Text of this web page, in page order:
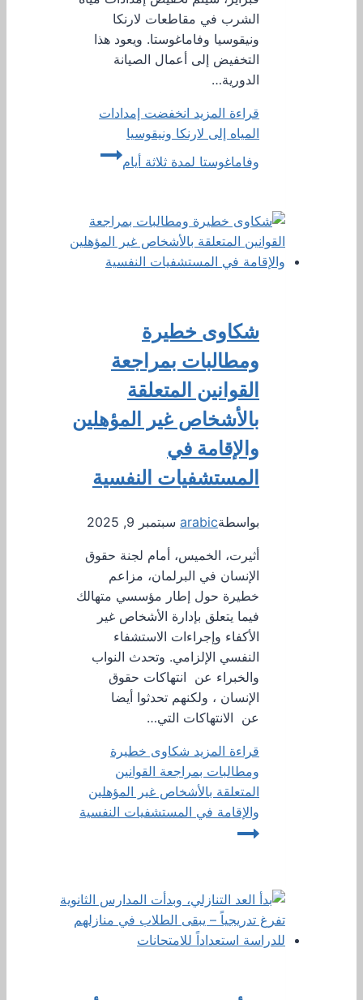
الشرب في مقاطعات لارنكا
ونيقوسيا وفاماغوستا. ويعود هذا
التخفيض إلى أعمال الصيانة
الدورية…
قراءة المزيد انخفضت إمدادات
المياه إلى لارنكا ونيقوسيا
وفاماغوستا لمدة ثلاثة أيام
شكاوى خطيرة
ومطالبات بمراجعة
القوانين المتعلقة
بالأشخاص غير المؤهلين
والإقامة في
المستشفيات النفسية
بواسطةarabic سبتمبر 9, 2025
أثيرت، الخميس، أمام لجنة حقوق
الإنسان في البرلمان، مزاعم
خطيرة حول إطار مؤسسي متهالك
فيما يتعلق بإدارة الأشخاص غير
الأكفاء وإجراءات الاستشفاء
النفسي الإلزامي. وتحدث النواب
والخبراء عن انتهاكات حقوق
الإنسان ، ولكنهم تحدثوا أيضا
عن الانتهاكات التي…
قراءة المزيد شكاوى خطيرة
ومطالبات بمراجعة القوانين
المتعلقة بالأشخاص غير المؤهلين
والإقامة في المستشفيات النفسية